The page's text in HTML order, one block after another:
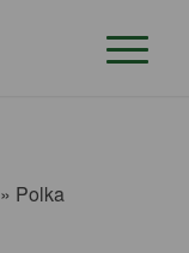
» Polka